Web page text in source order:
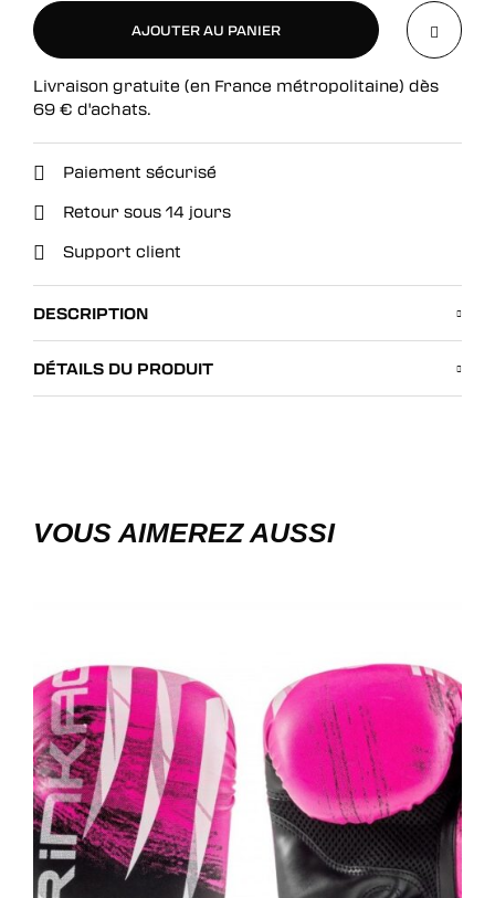
AJOUTER AU PANIER
AJOUTER AU PANIER
Livraison gratuite (en France métropolitaine) dès
69 € d'achats.
Paiement sécurisé
Retour sous 14 jours
Support client
DESCRIPTION
DÉTAILS DU PRODUIT
VOUS AIMEREZ AUSSI